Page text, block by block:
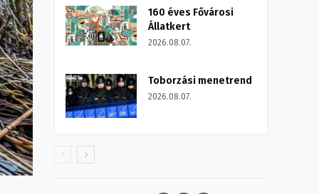
160 éves Fővárosi
Állatkert
2026.08.07.
Toborzási menetrend
2026.08.07.